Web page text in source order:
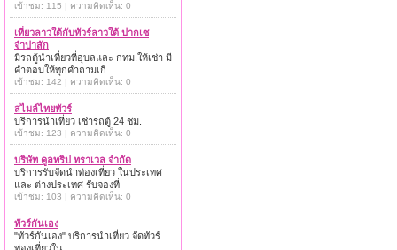
เข้าชม: 115 | ความคิดเห็น: 0
เที่ยวลาวใต้กับทัวร์ลาวใต้ ปากเซ
จำปาสัก
มีรถตู้นำเที่ยวที่อุบลและ กทม.ให้เช่า มี
คำตอบให้ทุกคำถามเกี่
เข้าชม: 142 | ความคิดเห็น: 0
สไมล์ไทยทัวร์
บริการนำเที่ยว เช่ารถตู้ 24 ชม.
เข้าชม: 123 | ความคิดเห็น: 0
บริษัท คูลทริป ทราเวล จำกัด
บริการรับจัดนำท่องเที่ยว ในประเทศ
และ ต่างประเทศ รับจองที่
เข้าชม: 103 | ความคิดเห็น: 0
ทัวร์กันเอง
"ทัวร์กันเอง" บริการนำเที่ยว จัดทัวร์